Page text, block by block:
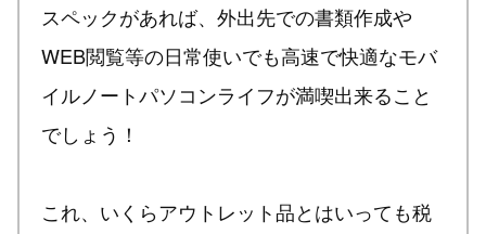
スペックがあれば、外出先での書類作成や
WEB閲覧等の日常使いでも高速で快適なモバ
イルノートパソコンライフが満喫出来ること
でしょう！
これ、いくらアウトレット品とはいっても税